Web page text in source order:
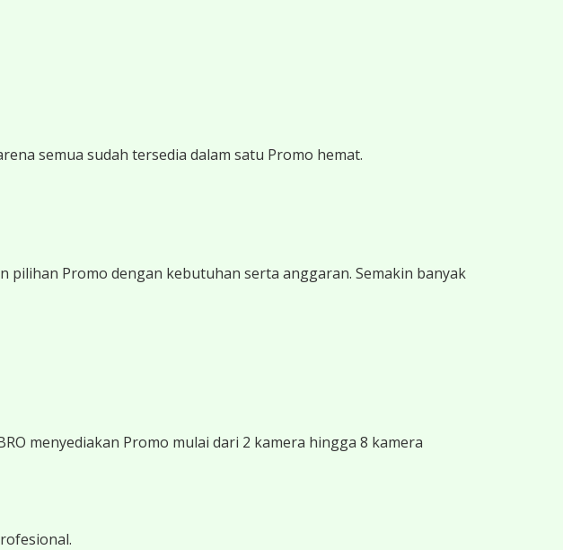
semua sudah tersedia dalam satu Promo hemat.
pilihan Promo dengan kebutuhan serta anggaran. Semakin banyak
menyediakan Promo mulai dari 2 kamera hingga 8 kamera